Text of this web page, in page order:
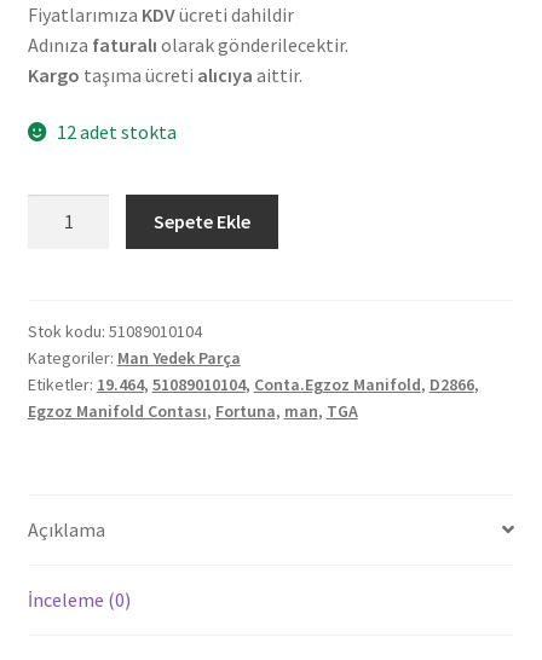
Fiyatlarımıza KDVücreti dahildir
Adınıza faturalı olarak gönderilecektir.
Kargo taşıma ücreti alıcıya aittir.
12 adet stokta
Fortuna
Egzoz
Manifold
Contası
Sepete Ekle
Stok kodu: 51089010104
Kategoriler: Man Yedek Parça
Etiketler: 19.464, 51089010104, Conta.Egzoz Manifold, D2866,
Egzoz Manifold Contası, Fortuna, man, TGA
Açıklama
İnceleme (0)